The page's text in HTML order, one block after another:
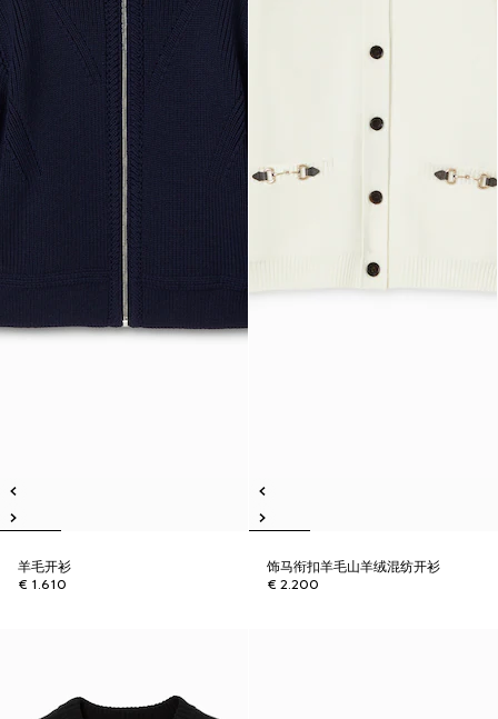
羊毛开衫
€ 1.610
饰马衔扣羊毛山羊绒混纺开衫
€ 2.200